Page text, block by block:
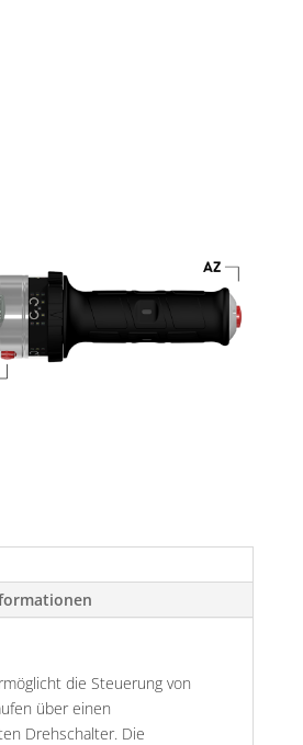
die Steuerung von
über einen
Drehschalter. Die